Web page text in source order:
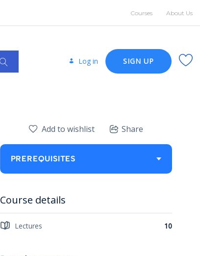
Courses About Us
Log in SIGN UP
Add to wishlist Share
PREREQUISITES
Course details
Lectures 10